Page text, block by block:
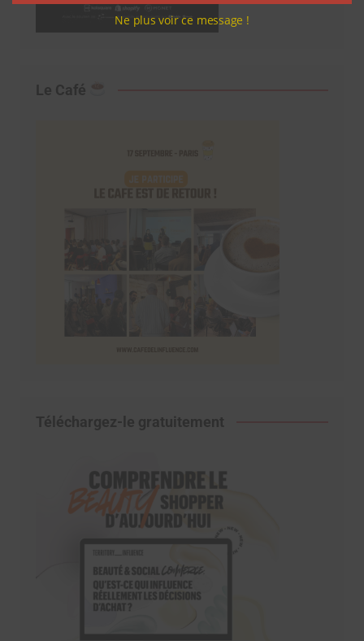
Le Café
Téléchargez-le gratuitement
Ne plus voir ce message !